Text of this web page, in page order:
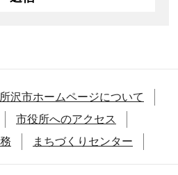
所沢市ホームページについて
市役所へのアクセス
まちづくりセンター